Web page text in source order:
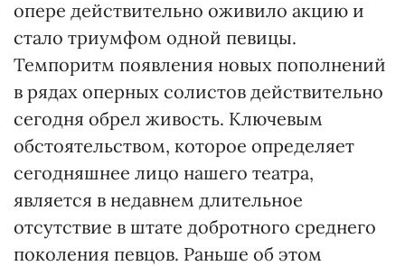
опере действительно оживило акцию и
стало триумфом одной певицы.
Темпоритм появления новых пополнений
в рядах оперных солистов действительно
сегодня обрел живость. Ключевым
обстоятельством, которое определяет
сегодняшнее лицо нашего театра,
является в недавнем длительное
отсутствие в штате добротного среднего
поколения певцов. Раньше об этом